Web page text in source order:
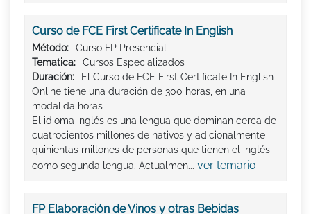
Curso de FCE First Certificate In English
Método:
Curso FP Presencial
Tematica:
Cursos Especializados
Duración:
El Curso de FCE First Certificate In English
Online tiene una duración de 300 horas, en una
modalida horas
El idioma inglés es una lengua que dominan cerca de
cuatrocientos millones de nativos y adicionalmente
quinientas millones de personas que tienen el inglés
como segunda lengua. Actualmen... ver temario
FP Elaboración de Vinos y otras Bebidas